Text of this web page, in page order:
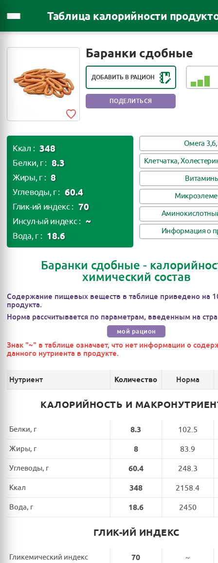
Таблица калорийности
Баранки сдобные
ДОБАВИТЬ В РАЦИОН
КОЛИЧЕСТВАХ
ПОДЕЛИТЬСЯ
Ккал : 348
Белки, г : 8.3
Жиры, г : 8
Углеводы, г : 60.4
Глик-ий индекс : 70
Инсул-ый индекс : ~
Вода, г : 18.6
Омега
Клетчатка,
Информация о
Баранки сдобные -
химический состав
Содержание пищевых веществ в таблице приведено на
продукта.
Норма рассчитывается по параметрам, введенным на
мой рацион
Знак "~" в таблице означает, что нет информации о
данного нутриента в продукте.
Нутриент Количество Норма
КАЛОРИЙНОСТЬ И
Белки, г 8.3 102.5
Жиры, г 8 83.9
Углеводы, г 60.4 248.3
Ккал 348 2158.4
Вода, г 18.6 2450
ГЛИК-ИЙ ИНДЕКС
Гликемический индекс 70 ~